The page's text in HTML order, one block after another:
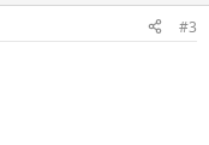
#3